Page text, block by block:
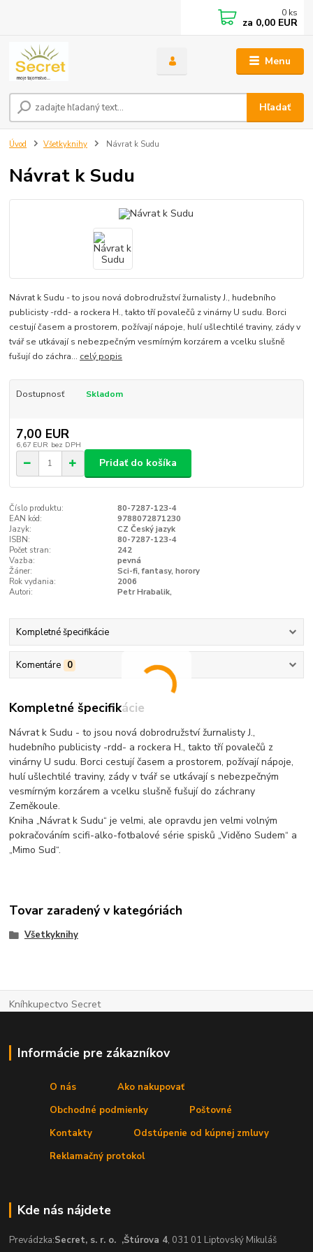
Menu
Hľadať
0 ks
za 0,00 EUR
Úvod Všetkyknihy Návrat k Sudu
Návrat k Sudu
Návrat k Sudu - to jsou nová dobrodružství žurnalisty J., hudebního
publicisty -rdd- a rockera H., takto tří povalečů z vinárny U sudu. Borci
cestují časem a prostorem, požívají nápoje, hulí ušlechtilé traviny, zády v
tvář se utkávají s nebezpečným vesmírným korzárem a vcelku slušně
fušují do záchra... celý popis
Dostupnosť Skladom
7,00 EUR
6,67 EUR bez DPH
Pridať do košíka
Číslo produktu:
80-7287-123-4
EAN kód:
9788072871230
Jazyk:
CZ Český jazyk
ISBN:
80-7287-123-4
Počet stran:
242
Vazba:
pevná
Žáner:
Sci-fi, fantasy, horory
Rok vydania:
2006
Autori:
Petr Hrabalik,
Kompletné špecifikácie
Komentáre 0
Kompletné špecifikácie
Návrat k Sudu - to jsou nová dobrodružství žurnalisty J.,
hudebního publicisty -rdd- a rockera H., takto tří povalečů z
vinárny U sudu. Borci cestují časem a prostorem, požívají nápoje,
hulí ušlechtilé traviny, zády v tvář se utkávají s nebezpečným
vesmírným korzárem a vcelku slušně fušují do záchrany
Zeměkoule.
Kniha „Návrat k Sudu“ je velmi, ale opravdu jen velmi volným
pokračováním scifi-alko-fotbalové série spisků „Viděno Sudem“ a
„Mimo Sud“.
Tovar zaradený v kategóriách
Všetkyknihy
Kníhkupectvo Secret
Informácie pre zákazníkov
O nás
Ako nakupovať
Obchodné podmienky
Poštovné
Kontakty
Odstúpenie od kúpnej zmluvy
Reklamačný protokol
Kde nás nájdete
Prevádzka:Secret, s. r. o. ,Štúrova 4, 031 01 Liptovský Mikuláš